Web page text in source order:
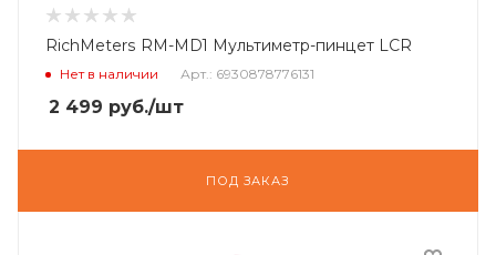
RichMeters RM-MD1 Мультиметр-пинцет LCR
Нет в наличии Арт.: 6930878776131
2 499 руб./шт
ПОД ЗАКАЗ